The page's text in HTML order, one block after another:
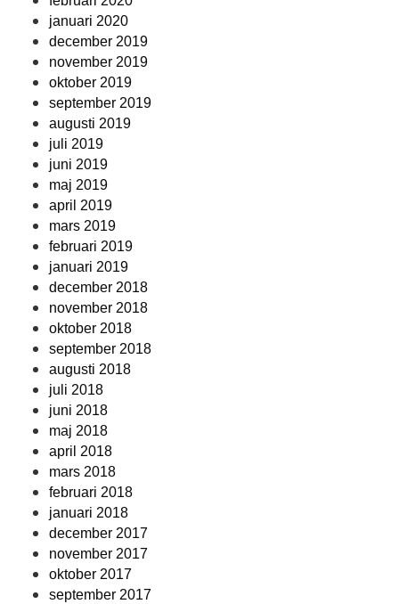
januari 2020
december 2019
november 2019
oktober 2019
september 2019
augusti 2019
juli 2019
juni 2019
maj 2019
april 2019
mars 2019
februari 2019
januari 2019
december 2018
november 2018
oktober 2018
september 2018
augusti 2018
juli 2018
juni 2018
maj 2018
april 2018
mars 2018
februari 2018
januari 2018
december 2017
november 2017
oktober 2017
september 2017